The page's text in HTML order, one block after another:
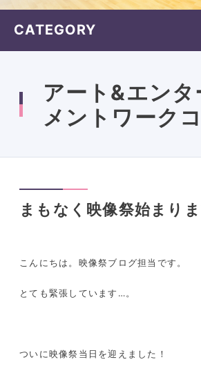
CATEGORY
アート&エンタ
メントワーク
まもなく映像祭始まりま
こんにちは。映像祭ブログ担当です。
とても緊張しています…。
ついに映像祭当日を迎えました！